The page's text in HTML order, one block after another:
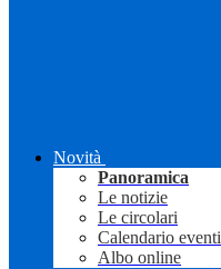
Novità
Panoramica
Le notizie
Le circolari
Calendario eventi
Albo online